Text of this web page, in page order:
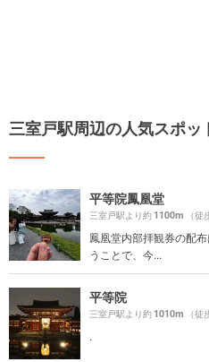
三室戸駅周辺の人気スポッ
平等院鳳凰堂
三室戸駅より約1100m （徒
鳳凰堂内部拝観券の配
うことで、今...
平等院
三室戸駅より約1010m （徒
.